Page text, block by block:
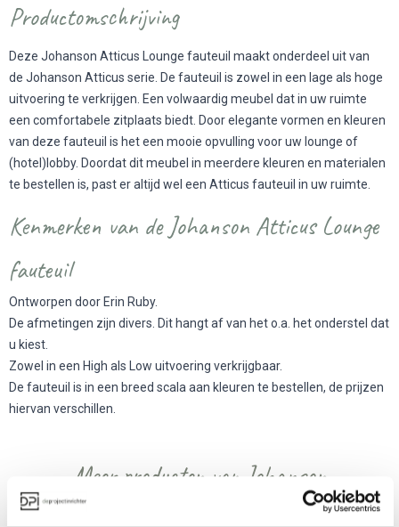
Productomschrijving
Deze Johanson Atticus Lounge fauteuil maakt onderdeel uit van
de Johanson Atticus serie . De fauteuil is zowel in een lage als hoge
uitvoering te verkrijgen. Een volwaardig meubel dat in uw ruimte
een comfortabele zitplaats biedt. Door elegante vormen en kleuren
van deze fauteuil is het een mooie opvulling voor uw lounge of
(hotel)lobby. Doordat dit meubel in meerdere kleuren en materialen
te bestellen is, past er altijd wel een Atticus fauteuil in uw ruimte.
Kenmerken van de Johanson Atticus Lounge
fauteuil
Ontworpen door Erin Ruby.
De afmetingen zijn divers. Dit hangt af van het o.a. het onderstel dat
u kiest.
Zowel in een High als Low uitvoering verkrijgbaar.
De fauteuil is in een breed scala aan kleuren te bestellen, de prijzen
hiervan verschillen.
Meer producten van Johanson